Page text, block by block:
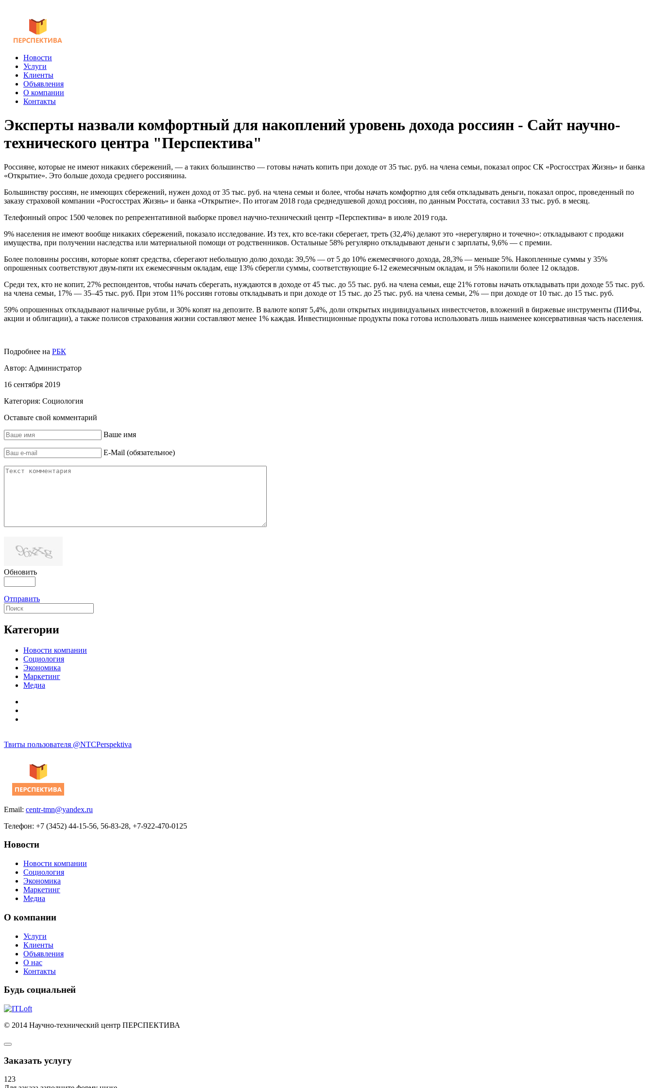
Новости
Услуги
Клиенты
Объявления
О компании
Контакты
Эксперты назвали комфортный для накоплений уровень дохода россиян - Сайт научно-
технического центра "Перспектива"
Россияне, которые не имеют никаких сбережений, — а таких большинство — готовы начать копить при доходе от 35 тыс. руб. на члена семьи, показал опрос СК «Росгосстрах Жизнь» и банка
«Открытие». Это больше дохода среднего россиянина.
Большинству россиян, не имеющих сбережений, нужен доход от 35 тыс. руб. на члена семьи и более, чтобы начать комфортно для себя откладывать деньги, показал опрос, проведенный по
заказу страховой компании «Росгосстрах Жизнь» и банка «Открытие». По итогам 2018 года среднедушевой доход россиян, по данным Росстата, составил 33 тыс. руб. в месяц.
Телефонный опрос 1500 человек по репрезентативной выборке провел научно-технический центр «Перспектива» в июле 2019 года.
9% населения не имеют вообще никаких сбережений, показало исследование. Из тех, кто все-таки сберегает, треть (32,4%) делают это «нерегулярно и точечно»: откладывают с продажи
имущества, при получении наследства или материальной помощи от родственников. Остальные 58% регулярно откладывают деньги с зарплаты, 9,6% — с премии.
Более половины россиян, которые копят средства, сберегают небольшую долю дохода: 39,5% — от 5 до 10% ежемесячного дохода, 28,3% — меньше 5%. Накопленные суммы у 35%
опрошенных соответствуют двум-пяти их ежемесячным окладам, еще 13% сберегли суммы, соответствующие 6-12 ежемесячным окладам, и 5% накопили более 12 окладов.
Среди тех, кто не копит, 27% респондентов, чтобы начать сберегать, нуждаются в доходе от 45 тыс. до 55 тыс. руб. на члена семьи, еще 21% готовы начать откладывать при доходе 55 тыс. руб.
на члена семьи, 17% — 35–45 тыс. руб. При этом 11% россиян готовы откладывать и при доходе от 15 тыс. до 25 тыс. руб. на члена семьи, 2% — при доходе от 10 тыс. до 15 тыс. руб.
59% опрошенных откладывают наличные рубли, и 30% копят на депозите. В валюте копят 5,4%, доли открытых индивидуальных инвестсчетов, вложений в биржевые инструменты (ПИФы,
акции и облигации), а также полисов страхования жизни составляют менее 1% каждая. Инвестиционные продукты пока готова использовать лишь наименее консервативная часть населения.
Подробнее на РБК
Автор: Администратор
16 сентября 2019
Категория: Социология
Оставьте свой комментарий
Ваше имя
E-Mail (обязательное)
Обновить
Отправить
Категории
Новости компании
Социология
Экономика
Маркетинг
Медиа
Твиты пользователя @NTCPerspektiva
Email: centr-tmn@yandex.ru
Телефон: +7 (3452) 44-15-56, 56-83-28, +7-922-470-0125
Новости
Новости компании
Социология
Экономика
Маркетинг
Медиа
О компании
Услуги
Клиенты
Объявления
О нас
Контакты
Будь социальней
© 2014 Научно-технический центр ПЕРСПЕКТИВА
Заказать услугу
123